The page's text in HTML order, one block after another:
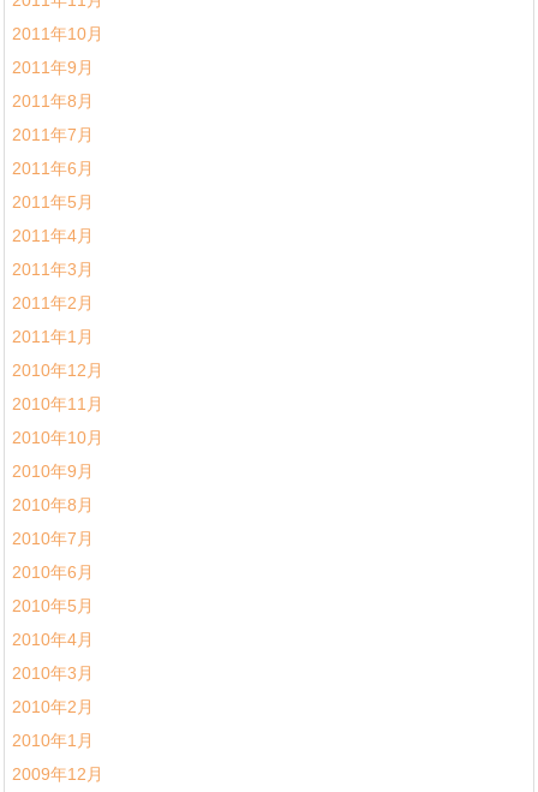
2011年10月
2011年9月
2011年8月
2011年7月
2011年6月
2011年5月
2011年4月
2011年3月
2011年2月
2011年1月
2010年12月
2010年11月
2010年10月
2010年9月
2010年8月
2010年7月
2010年6月
2010年5月
2010年4月
2010年3月
2010年2月
2010年1月
2009年12月